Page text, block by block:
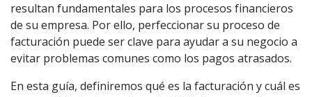
resultan fundamentales para los procesos financieros
de su empresa. Por ello, perfeccionar su proceso de
facturación puede ser clave para ayudar a su negocio a
evitar problemas comunes como los pagos atrasados.
En esta guía, definiremos qué es la facturación y cuál es